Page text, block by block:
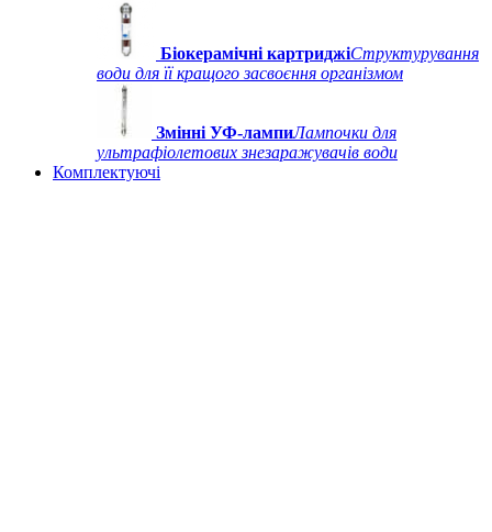
Біокерамічні картриджіСтруктурування
води для її кращого засвоєння організмом
Змінні УФ-лампиЛампочки для
ультрафіолетових знезаражувачів води
Комплектуючі